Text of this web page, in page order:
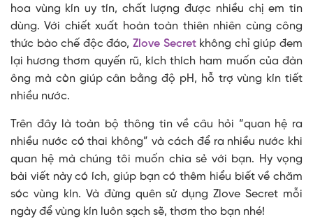
hoa vùng kín uy tín, chất lượng được nhiều chị em tin
dùng. Với chiết xuất hoàn toàn thiên nhiên cùng công
thức bào chế độc đáo, Zlove Secret không chỉ giúp đem
lại hương thơm quyến rũ, kích thích ham muốn của đàn
ông mà còn giúp cân bằng độ pH, hỗ trợ vùng kín tiết
nhiều nước.
Trên đây là toàn bộ thông tin về câu hỏi “quan hệ ra
nhiều nước có thai không” và cách để ra nhiều nước khi
quan hệ mà chúng tôi muốn chia sẻ với bạn. Hy vọng
bài viết này có ích, giúp bạn có thêm hiểu biết về chăm
sóc vùng kín. Và đừng quên sử dụng Zlove Secret mỗi
ngày để vùng kín luôn sạch sẽ, thơm tho bạn nhé!